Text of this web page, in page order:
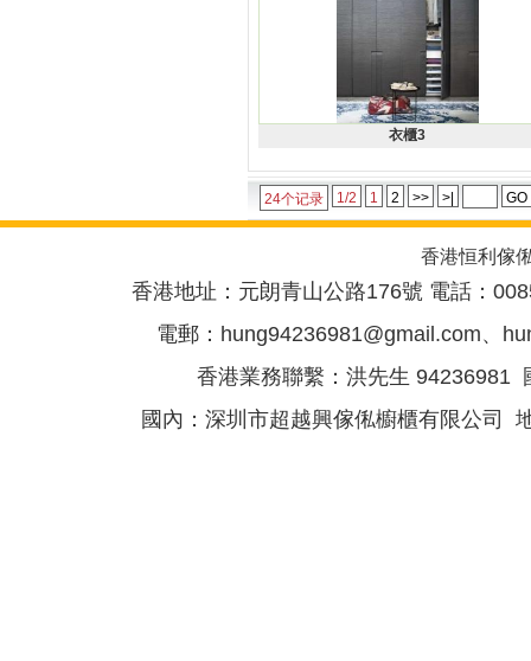
衣櫃3
24个记录 1/2 1 2 >> >| GO
香港恒利傢
香港地址：元朗青山公路176號 電話：
電郵： hung94236981@gmail.com、
香港業務聯繫：洪先生 94236981
國內：深圳市超越興傢俬櫥櫃有限公司